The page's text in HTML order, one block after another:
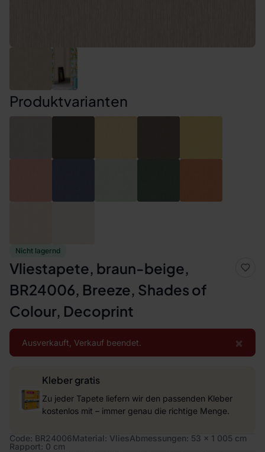
Nicht lagernd
Vliestapete, braun-beige,
BR24006, Breeze, Shades of
Colour, Decoprint
×
Ausverkauft, Verkauf beendet.
Kleber gratis
Zu jeder Tapete liefern wir den passenden Kleber
kostenlos mit – immer genau die richtige Menge.
Code: BR24006Material: VliesAbmessungen: 53 x 1 005 cm
Rapport: 0 cm
Produktvarianten